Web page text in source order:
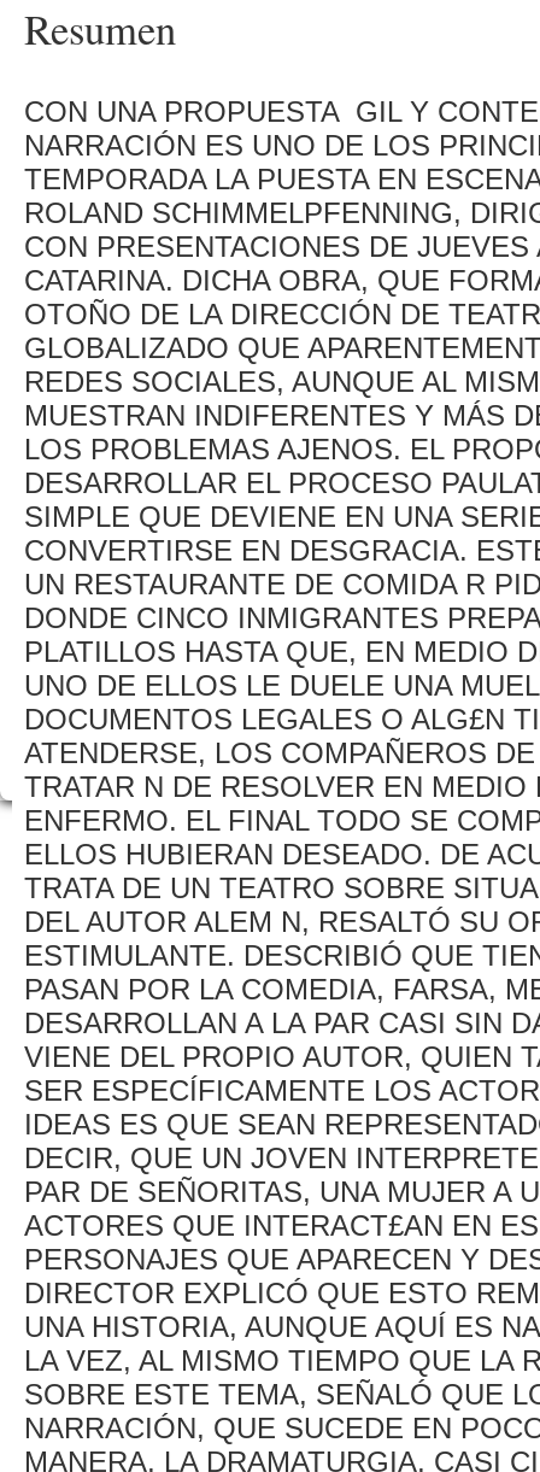
Resumen
CON UNA PROPUESTA GIL Y
NARRACIÓN ES UNO DE LOS
TEMPORADA LA PUESTA EN
ROLAND SCHIMMELPFENNING,
CON PRESENTACIONES DE
CATARINA. DICHA OBRA, QUE
OTOÑO DE LA DIRECCIÓN DE
GLOBALIZADO QUE
REDES SOCIALES, AUNQUE AL
MUESTRAN INDIFERENTES Y MÁS
LOS PROBLEMAS AJENOS. EL
DESARROLLAR EL PROCESO
SIMPLE QUE DEVIENE EN UNA
CONVERTIRSE EN DESGRACIA.
UN RESTAURANTE DE COMIDA R
DONDE CINCO INMIGRANTES
PLATILLOS HASTA QUE, EN MEDIO
UNO DE ELLOS LE DUELE UNA
DOCUMENTOS LEGALES O ALG£N
ATENDERSE, LOS COMPAÑEROS
TRATAR N DE RESOLVER EN
ENFERMO. EL FINAL TODO SE
ELLOS HUBIERAN DESEADO. DE
TRATA DE UN TEATRO SOBRE
DEL AUTOR ALEM N, RESALTÓ SU
ESTIMULANTE. DESCRIBIÓ QUE
PASAN POR LA COMEDIA, FARSA,
DESARROLLAN A LA PAR CASI SIN
VIENE DEL PROPIO AUTOR, QUIEN
SER ESPECÍFICAMENTE LOS
IDEAS ES QUE SEAN
DECIR, QUE UN JOVEN
PAR DE SEÑORITAS, UNA MUJER A
ACTORES QUE INTERACT£AN EN
PERSONAJES QUE APARECEN Y
DIRECTOR EXPLICÓ QUE ESTO
UNA HISTORIA, AUNQUE AQUÍ ES
LA VEZ, AL MISMO TIEMPO QUE LA
SOBRE ESTE TEMA, SEÑALÓ QUE
NARRACIÓN, QUE SUCEDE EN
MANERA, LA DRAMATURGIA, CASI